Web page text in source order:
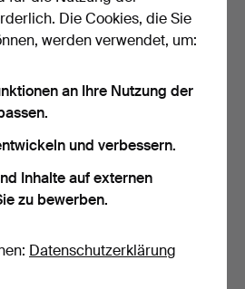
75 USD
GEFORMTER
GARTENBUSCH IN
Die Cookies, die Sie
werden verwendet, um:
an Ihre Nutzung der
und verbessern.
Inhalte auf externen
zu bewerben.
Datenschutzerklärung